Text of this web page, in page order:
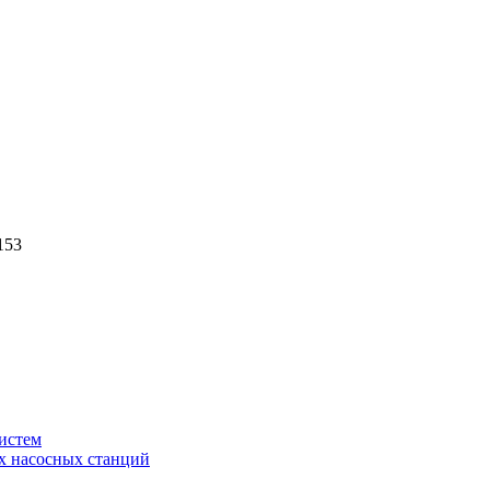
насосных станций